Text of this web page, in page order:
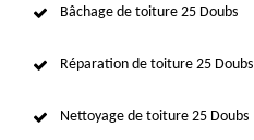
Bâchage de toiture 25 Doubs
Réparation de toiture 25 Doubs
Nettoyage de toiture 25 Doubs